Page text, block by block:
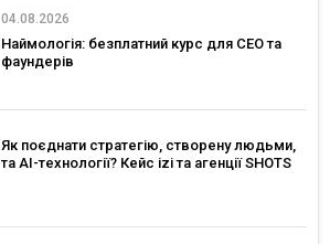
04.08.2026
Наймологія: безплатний курс для CEO та
фаундерів
Як поєднати стратегію, створену людьми,
та AI-технології? Кейс izi та агенції SHOTS